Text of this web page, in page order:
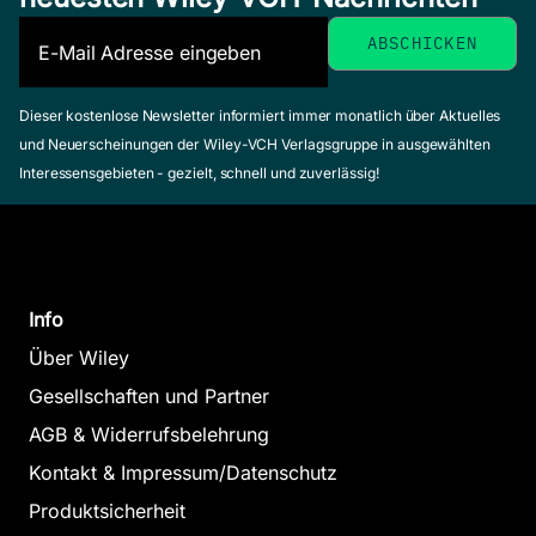
Nanotechnologies
and
Nanomaterials
Applied to
Chemical Sensors
Diala / Mnejja,
(Herausgeber)
September 2024,
Hardcover
Zum Angebot
Advanced
Al,
Dieser kostenlose Newsletter informiert immer monatlich über Aktuelles
und Neuerscheinungen der Wiley-VCH Verlagsgruppe in ausgewählten
Interessensgebieten - gezielt, schnell und zuverlässig!
Info
Über Wiley
Gesellschaften und Partner
AGB & Widerrufsbelehrung
Kontakt & Impressum/Datenschutz
Produktsicherheit